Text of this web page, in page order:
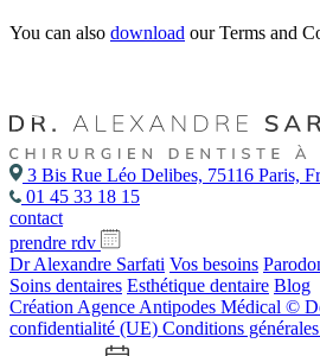
You can also download our Terms and
3 Bis Rue Léo Delibes, 75116 Paris,
01 45 33 18 15
contact
prendre rdv
Dr Alexandre Sarfati Vos besoins
Soins dentaires Esthétique dentaire Blog
Création Agence Antipodes Médical ©
confidentialité (UE) Conditions générales